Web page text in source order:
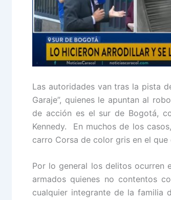
Las autoridades van tras la pista
Garaje”, quienes le apuntan al
de acción es el sur de Bogotá,
Kennedy. En muchos de los
carro Corsa de color gris en el
Por lo general los delitos ocurren
armados quienes no contentos
cualquier integrante de la familia